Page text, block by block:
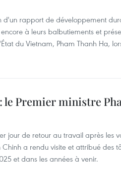
d'un rapport de développement
à leurs balbutiements et
du Vietnam, Pham Thanh Ha,
le Premier ministre
jour de retour au travail après les
a rendu visite et attribué des
et dans les années à venir.